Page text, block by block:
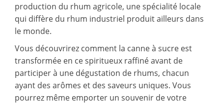
production du rhum agricole, une spécialité locale
qui diffère du rhum industriel produit ailleurs dans
le monde.
Vous découvrirez comment la canne à sucre est
transformée en ce spiritueux raffiné avant de
participer à une dégustation de rhums, chacun
ayant des arômes et des saveurs uniques. Vous
pourrez même emporter un souvenir de votre